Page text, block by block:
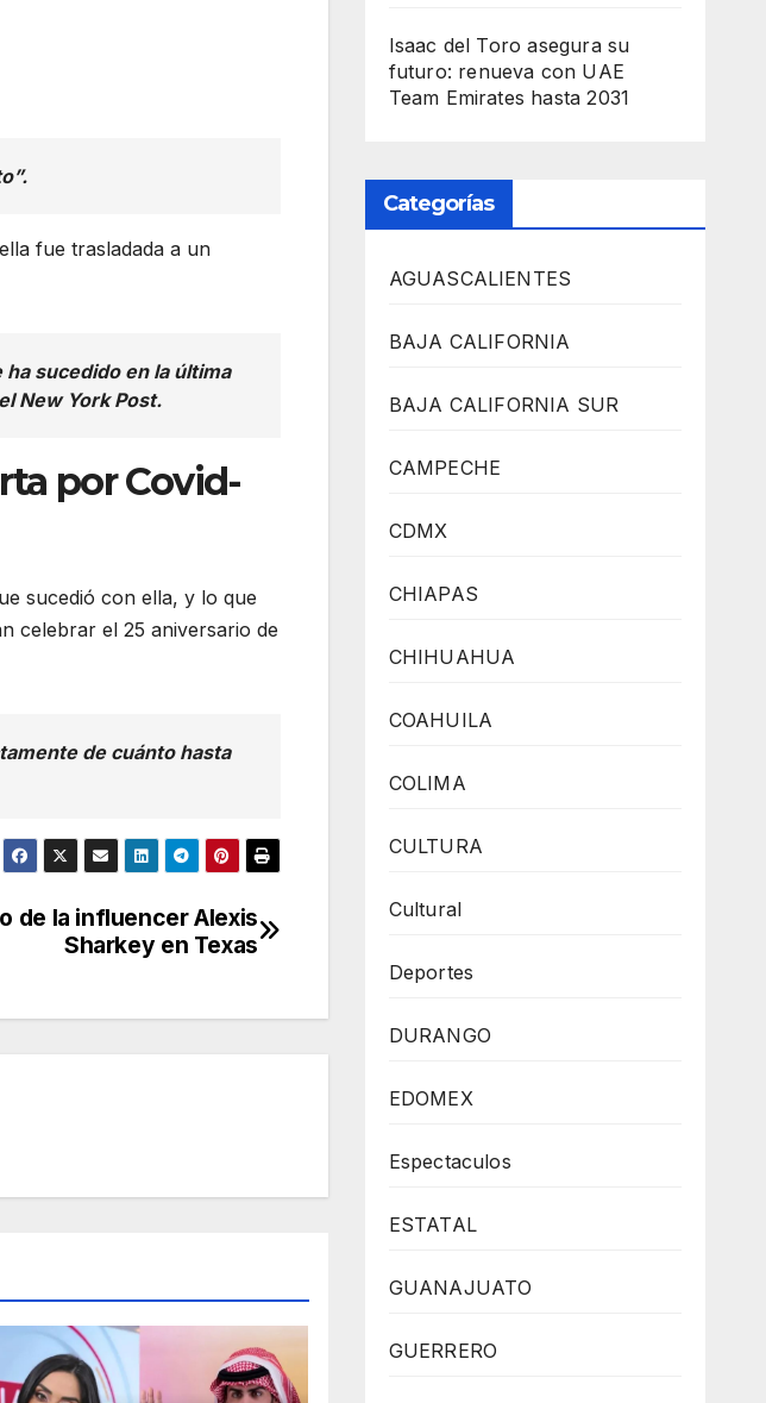
fue trasladada a un
sucedido en la última
New York Post.
por Covid-
sucedió con ella, y lo que
celebrar el 25 aniversario de
de cuánto hasta
de la influencer Alexis
Sharkey en Texas
Isaac del Toro asegura su
futuro: renueva con UAE
Team Emirates hasta 2031
Categorías
AGUASCALIENTES
BAJA CALIFORNIA
BAJA CALIFORNIA SUR
CAMPECHE
CDMX
CHIAPAS
CHIHUAHUA
COAHUILA
COLIMA
CULTURA
Cultural
Deportes
DURANGO
EDOMEX
Espectaculos
ESTATAL
GUANAJUATO
GUERRERO